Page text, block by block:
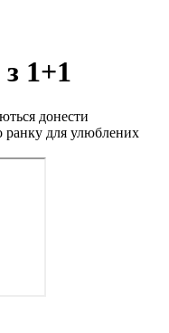
1+1
донести
ранку для улюблених